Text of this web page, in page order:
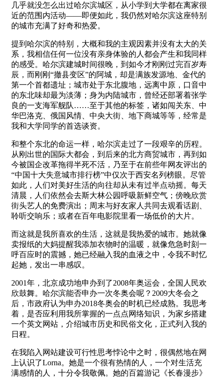
几乎就没怎么出过哈尔滨城区，从小学到大学都在离家很
近的范围内活动——即便如此，我仍然对哈尔滨这座特别
的城市充满了好奇和热爱。
提到哈尔滨的特别，大概和我的主观因素并没有太大的关
系，我相信任何一位没有亲身体验的人都会产生和我同样
的感受。哈尔滨建城时间很晚，到如今才刚刚过完百岁寿
辰，而刚刚“撤县变区”的阿城，却是满族发源地、金代的
第一个首都遗址；城市处于东北腹地，远离中原，口音中
的东北味却最为淡薄；身为内陆城市，曾经还部署着张学
良的一支海军舰队……至于其他的标签，诸如闯关东、中
华巴洛克、俄国风情、中央大街、地下商城等等，经常是
我和大学同学的首选谈资。
和整个东北的命运一样，哈尔滨走过了一段艰辛的历程。
从刚出世的国际大都会，到后来的北方商贸城市，再到如
今被国企改革拖得半死不活，乃至于在前些年网友评出的
“中国十大失意城市排行榜”中仅次于西安名列榜眼。尽管
如此，人们对美好生活的向往却从未有过半点动摇。每天
清晨，人们依然会去斯大林公园呼吸新鲜空气；傍晚欣赏
街头艺人的免费演出；周末与好友家人共同去观看话剧、
聆听交响乐；或者在百年电影院里看一场低价的大片。
而这就是我所喜欢的生活，这就是我热爱的城市。她就像
卖报纸的大妈提醒我添加衣物时的温暖，就像危急时刻一
呼百应时的震撼，她已经融入我的血液之中，令我不时忆
起她，发出一串感叹。
2001年，北京成功地申办到了2008年奥运会，全国人民欢
欣鼓舞。哈尔滨能否申办一次冬奥会呢？2009大冬会之
后，市政府认为申办2018冬奥会的时机已经成熟。我思考
着，是否应利用我所掌握的一点点网络知识，为家乡搭建
一个英文网站，介绍城市历史和民俗文化，正式列入我的
日程。
在我陷入网站建设可行性思考悖论中之时，很偶然地在网
上认识了Lorna。她是一个很有热情的人，一个对生活充
满感情的人，十分令我敬佩。她的百篇游记《长春漫步》